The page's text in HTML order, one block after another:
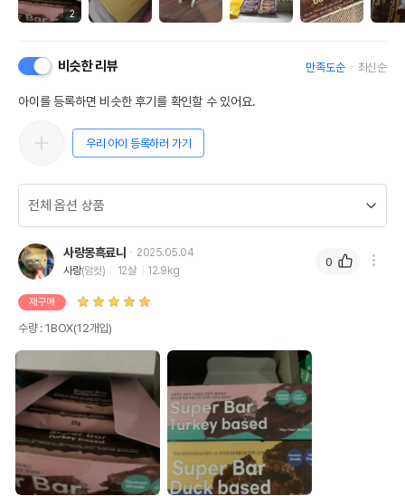
2
비슷한 리뷰 만족도순 최신순
아이를 등록하면 비슷한 후기를 확인할 수 있어요.
우리 아이 등록하러 가기
사랑몽흑료니
2025.05.04
사랑(암컷) 12살 12.9kg
재구매
수량 : 1BOX(12개입)
0